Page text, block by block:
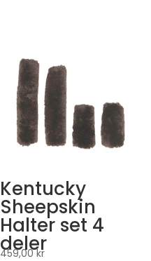
Kentucky
Sheepskin
Halter set 4
deler
459,00kr